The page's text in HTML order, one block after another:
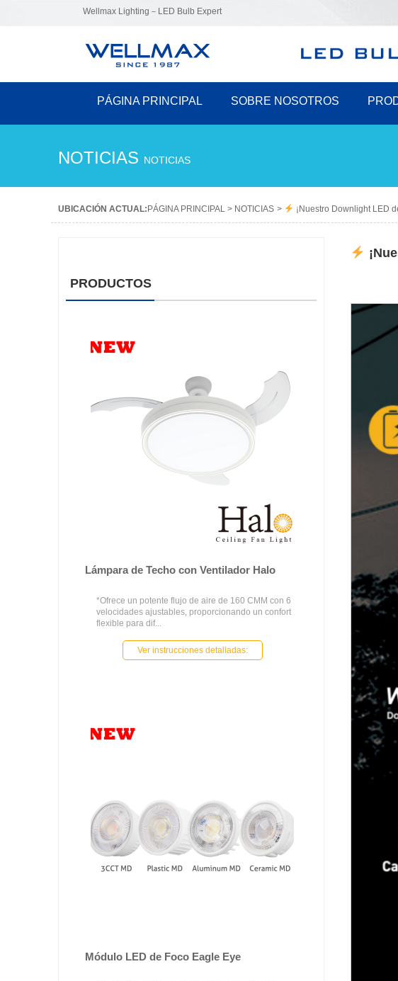
Wellmax Lighting－LED Bulb Expert
PÁGINA PRINCIPAL SOBRE NOSOTROS
NOTICIAS NOTICIAS
UBICACIÓN ACTUAL: PÁGINA PRINCIPAL > NOTICIAS > ¡Nuestro Downlight LED
PRODUCTOS
Lámpara de Techo con Ventilador Halo
*Ofrece un potente flujo de aire de 160 CMM con 6
velocidades ajustables, proporcionando un confort
flexible para dif...
Ver instrucciones detalladas:
Módulo LED de Foco Eagle Eye